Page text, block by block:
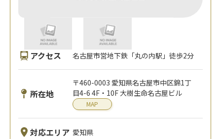
アクセス 名古屋市営地下鉄「丸の内駅」徒歩2分
所在地
〒460-0003 愛知県名古屋市中区錦1丁
目4-6 4F・10F 大樹生命名古屋ビル
MAP
対応エリア 愛知県